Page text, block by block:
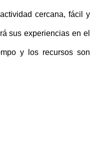
cercana, fácil y
sus experiencias en el
y los recursos son